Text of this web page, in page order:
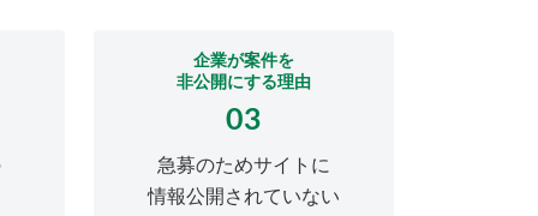
企業が案件を
非公開にする理由
03
急募のためサイトに
情報公開されていない